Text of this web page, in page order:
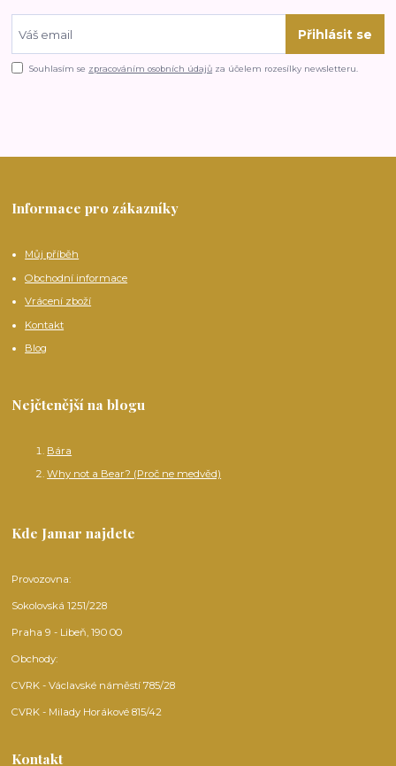
Přihlásit se
Souhlasím se zpracováním osobních údajů za účelem rozesílky newsletteru.
Informace pro zákazníky
Můj příběh
Obchodní informace
Vrácení zboží
Kontakt
Blog
Nejčtenější na blogu
Bára
Why not a Bear? (Proč ne medvěd)
Kde Jamar najdete
Provozovna:
Sokolovská 1251/228
Praha 9 - Libeň, 190 00
Obchody:
CVRK - Václavské náměstí 785/28
CVRK - Milady Horákové 815/42
Kontakt